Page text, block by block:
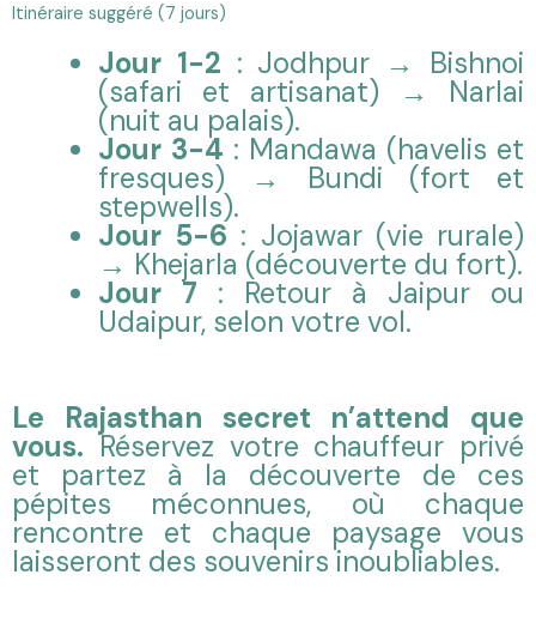
Itinéraire suggéré (7 jours)
Jour 1-2 : Jodhpur → Bishnoi
(safari et artisanat) → Narlai
(nuit au palais).
Jour 3-4 : Mandawa (havelis et
fresques) → Bundi (fort et
stepwells).
Jour 5-6 : Jojawar (vie rurale)
→ Khejarla (découverte du fort).
Jour 7 : Retour à Jaipur ou
Udaipur, selon votre vol.
Le Rajasthan secret n’attend que
vous. Réservez votre chauffeur privé
et partez à la découverte de ces
pépites méconnues, où chaque
rencontre et chaque paysage vous
laisseront des souvenirs inoubliables.